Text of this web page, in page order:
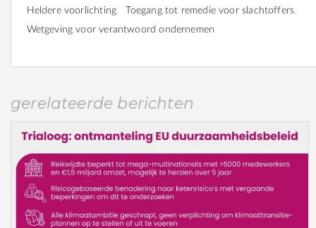
Heldere voorlichting
Toegang tot remedie voor slachtoffers
Wetgeving voor verantwoord ondernemen
gerelateerde berichten